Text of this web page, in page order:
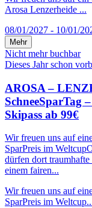
Arosa Lenzerheide ...
08/01/2027 - 10/01/
Mehr
Nicht mehr buchbar
Dieses Jahr schon
AROSA –
SchneeSparTag
Skipass ab 99€
Wir freuen uns auf
SparPreis im
dürfen dort traumhafte
einem fairen...
Wir freuen uns auf
SparPreis im